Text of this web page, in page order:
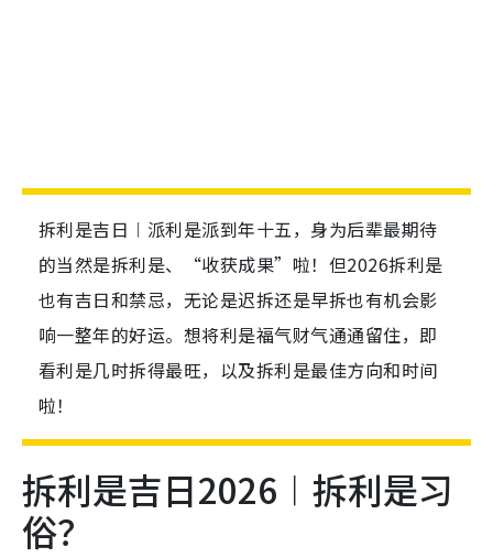
拆利是吉日︱派利是派到年十五，身为后辈最期待
的当然是拆利是、“收获成果”啦！但2026拆利是
也有吉日和禁忌，无论是迟拆还是早拆也有机会影
响一整年的好运。想将利是福气财气通通留住，即
看利是几时拆得最旺，以及拆利是最佳方向和时间
啦！
拆利是吉日2026︱拆利是习
俗？